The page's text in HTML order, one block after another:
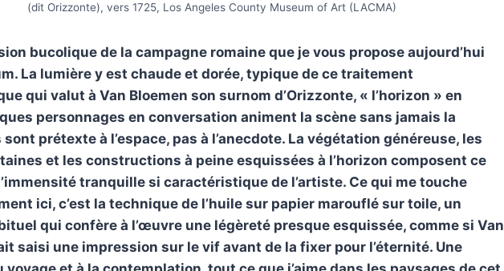
(dit Orizzonte), vers 1725, Los Angeles County Museum of Art (LACMA)
bucolique de la campagne romaine que je vous propose aujourd’hui
La lumière y est chaude et dorée, typique de ce traitement
qui valut à Van Bloemen son surnom d’Orizzonte, « l’horizon » en
personnages en conversation animent la scène sans jamais la
prétexte à l’espace, pas à l’anecdote. La végétation généreuse, les
et les constructions à peine esquissées à l’horizon composent ce
tranquille si caractéristique de l’artiste. Ce qui me touche
ici, c’est la technique de l’huile sur papier marouflé sur toile, un
qui confère à l’œuvre une légèreté presque esquissée, comme si Van
saisi une impression sur le vif avant de la fixer pour l’éternité. Une